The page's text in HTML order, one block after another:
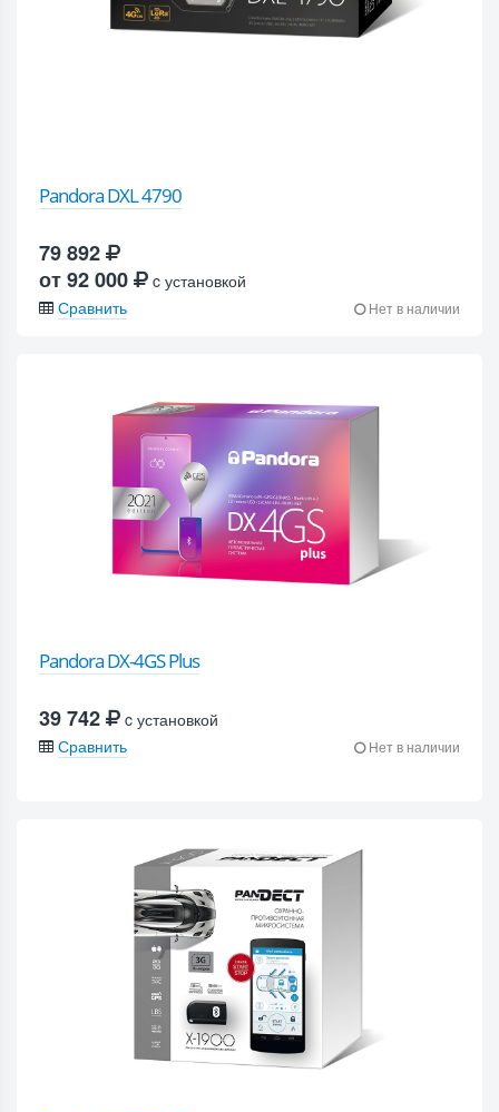
Pandora DXL 4790
79 892
от 92 000
c установкой
Сравнить
Нет в наличии
Pandora DX-4GS Plus
39 742
c установкой
Сравнить
Нет в наличии